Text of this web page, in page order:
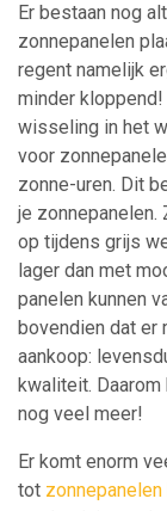
Er bestaan nog
zonnepanelen
regent namelijk
minder
wisseling in het
voor
zonne-uren. Dit
je zonnepanelen.
op tijdens grijs
lager dan met
panelen kunnen
bovendien dat er
aankoop:
kwaliteit.
nog veel meer!
Er komt enorm
tot